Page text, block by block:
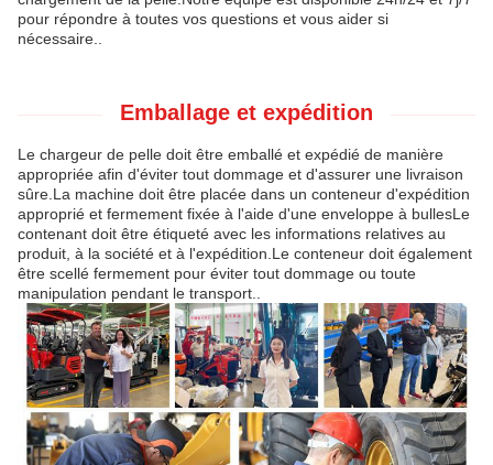
pour répondre à toutes vos questions et vous aider si
nécessaire..
Emballage et expédition
Le chargeur de pelle doit être emballé et expédié de manière
appropriée afin d'éviter tout dommage et d'assurer une livraison
sûre.La machine doit être placée dans un conteneur d'expédition
approprié et fermement fixée à l'aide d'une enveloppe à bullesLe
contenant doit être étiqueté avec les informations relatives au
produit, à la société et à l'expédition.Le conteneur doit également
être scellé fermement pour éviter tout dommage ou toute
manipulation pendant le transport..